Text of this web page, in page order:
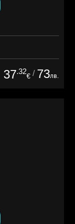
37.32
€ / 73лв.